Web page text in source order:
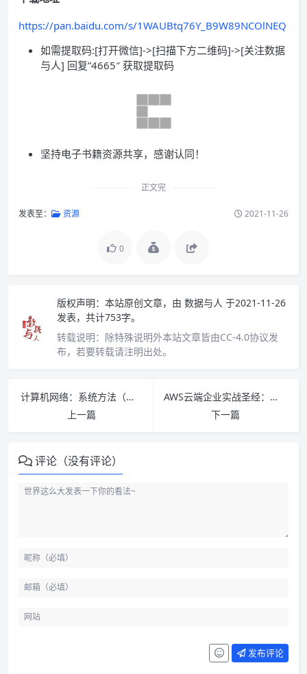
https://pan.baidu.com/s/1WAUBtq76Y_B9W89NCOlNEQ
如需提取码:[打开微信]->[扫描下方二维码]->[关注数据
与人] 回复”4665″ 获取提取码
坚持电子书籍资源共享，感谢认同！
正文完
发表至： 资源 2021-11-26
0
版权声明： 本站原创文章，由 数据与人 于2021-11-26
发表，共计753字。
转载说明： 除特殊说明外本站文章皆由CC-4.0协议发
布，若要转载请注明出处。
计算机网络：系统方法（第5版）PDF下载
上一篇
AWS云端企业实战圣经：亚马逊如何构造云端计算 PDF下载
下一篇
评论（没有评论）
发布评论